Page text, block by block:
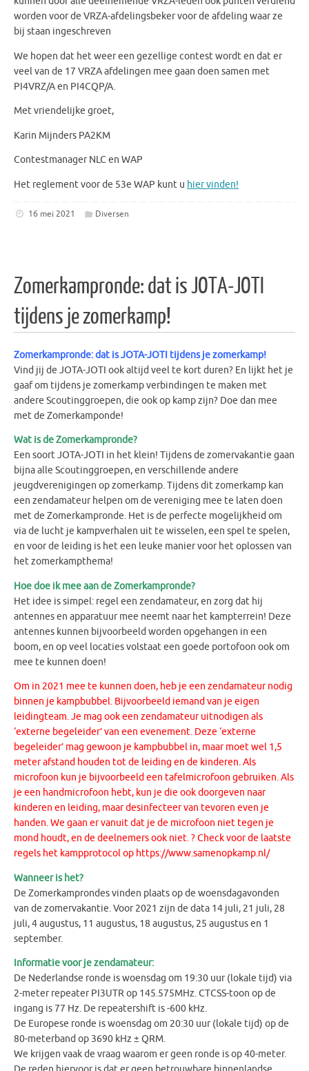
worden voor de VRZA-afdelingsbeker voor de afdeling waar ze
bij staan ingeschreven
We hopen dat het weer een gezellige contest wordt en dat er
veel van de 17 VRZA afdelingen mee gaan doen samen met
PI4VRZ/A en PI4CQP/A.
Met vriendelijke groet,
Karin Mijnders PA2KM
Contestmanager NLC en WAP
Het reglement voor de 53e WAP kunt u hier vinden!
16 mei 2021 Diversen
Zomerkampronde: dat is JOTA-JOTI
tijdens je zomerkamp!
Zomerkampronde: dat is JOTA-JOTI tijdens je zomerkamp!
Vind jij de JOTA-JOTI ook altijd veel te kort duren? En lijkt het je
gaaf om tijdens je zomerkamp verbindingen te maken met
andere Scoutinggroepen, die ook op kamp zijn? Doe dan mee
met de Zomerkamponde!
Wat is de Zomerkampronde?
Een soort JOTA-JOTI in het klein! Tijdens de zomervakantie gaan
bijna alle Scoutinggroepen, en verschillende andere
jeugdverenigingen op zomerkamp. Tijdens dit zomerkamp kan
een zendamateur helpen om de vereniging mee te laten doen
met de Zomerkampronde. Het is de perfecte mogelijkheid om
via de lucht je kampverhalen uit te wisselen, een spel te spelen,
en voor de leiding is het een leuke manier voor het oplossen van
het zomerkampthema!
Hoe doe ik mee aan de Zomerkampronde?
Het idee is simpel: regel een zendamateur, en zorg dat hij
antennes en apparatuur mee neemt naar het kampterrein! Deze
antennes kunnen bijvoorbeeld worden opgehangen in een
boom, en op veel locaties volstaat een goede portofoon ook om
mee te kunnen doen!
Om in 2021 mee te kunnen doen, heb je een zendamateur nodig
binnen je kampbubbel. Bijvoorbeeld iemand van je eigen
leidingteam. Je mag ook een zendamateur uitnodigen als
‘externe begeleider’ van een evenement. Deze ‘externe
begeleider’ mag gewoon je kampbubbel in, maar moet wel 1,5
meter afstand houden tot de leiding en de kinderen. Als
microfoon kun je bijvoorbeeld een tafelmicrofoon gebruiken. Als
je een handmicrofoon hebt, kun je die ook doorgeven naar
kinderen en leiding, maar desinfecteer van tevoren even je
handen. We gaan er vanuit dat je de microfoon niet tegen je
mond houdt, en de deelnemers ook niet. ? Check voor de laatste
regels het kampprotocol op https://www.samenopkamp.nl/
Wanneer is het?
De Zomerkamprondes vinden plaats op de woensdagavonden
van de zomervakantie. Voor 2021 zijn de data 14 juli, 21 juli, 28
juli, 4 augustus, 11 augustus, 18 augustus, 25 augustus en 1
september.
Informatie voor je zendamateur:
De Nederlandse ronde is woensdag om 19:30 uur (lokale tijd) via
2-meter repeater PI3UTR op 145.575MHz. CTCSS-toon op de
ingang is 77 Hz. De repeatershift is -600 kHz.
De Europese ronde is woensdag om 20:30 uur (lokale tijd) op de
80-meterband op 3690 kHz ± QRM.
We krijgen vaak de vraag waarom er geen ronde is op 40-meter.